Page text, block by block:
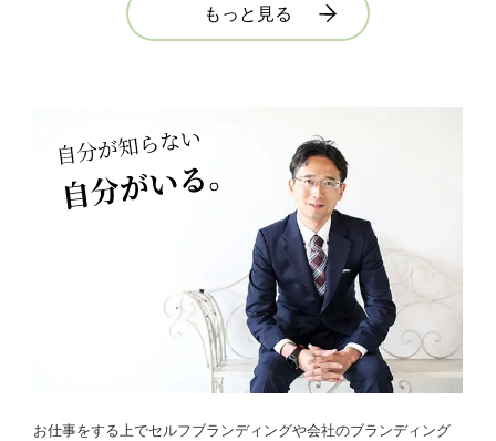
もっと見る
お仕事をする上でセルフブランディングや会社のブランディング